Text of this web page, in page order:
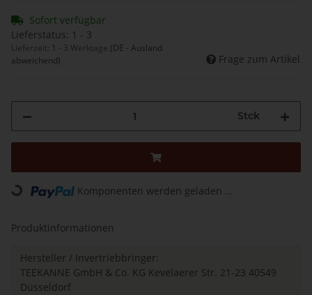
Sofort verfügbar
Lieferstatus: 1 - 3
Lieferzeit: 1 - 3 Werktage (DE - Ausland
abweichend)
Frage zum Artikel
Stck
Loading... Komponenten werden geladen ...
Produktinformationen
Hersteller / Invertriebbringer:
TEEKANNE GmbH & Co. KG Kevelaerer Str. 21-23 40549
Düsseldorf